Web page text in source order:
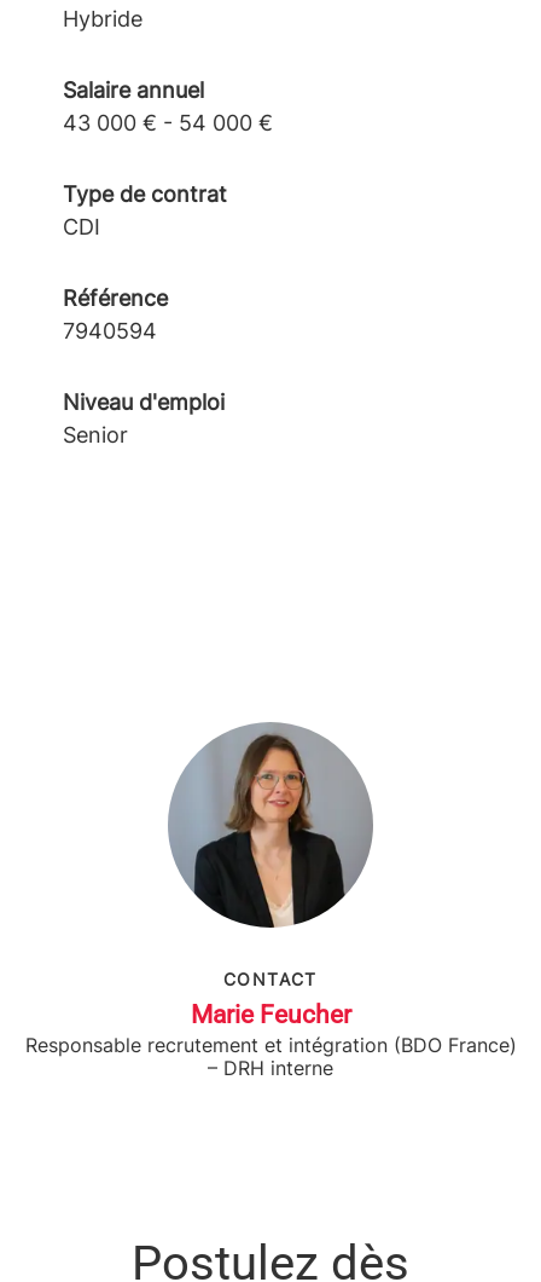
Hybride
Salaire annuel
43 000 € - 54 000 €
Type de contrat
CDI
Référence
7940594
Niveau d'emploi
Senior
CONTACT
Marie Feucher
Responsable recrutement et intégration (BDO France)
– DRH interne
Postulez dès